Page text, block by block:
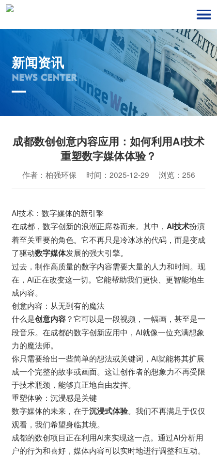
新闻资讯
NEWS CENTER
成都数创创意内容应用：如何利用AI技术
重塑数字媒体体验？
作者：柏强环保 时间：2025-12-29 浏览：256
AI技术：数字媒体的新引擎
在成都，数字创新的浪潮正席卷而来。其中， AI技术扮演
着至关重要的角色。它不再只是冷冰冰的代码，而是变成
了驱动数字媒体发展的强大引擎。
过去，制作高质量的数字内容需要大量的人力和时间。现
在，AI正在改变这一切。它能帮助我们更快、更智能地生
成内容。
创意内容：从无到有的魔法
什么是创意内容？它可以是一段视频，一幅画，甚至是一
段音乐。在成都的数字创新应用中，AI就像一位充满想象
力的魔法师。
你只需要给出一些简单的想法或关键词，AI就能将其扩展
成一个完整的故事或画面。这让创作者的想象力不再受限
于技术瓶颈，能够真正地自由发挥。
重塑体验：沉浸感是关键
数字媒体的未来，在于沉浸式体验。我们不再满足于仅仅
观看，我们希望身临其境。
成都的数创项目正在利用AI来实现这一点。通过AI分析用
户的行为和喜好，媒体内容可以实时地进行调整和互动。